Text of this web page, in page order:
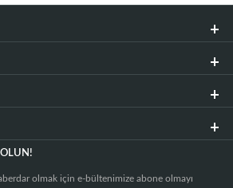
olmak için e-bültenimize abone olmayı